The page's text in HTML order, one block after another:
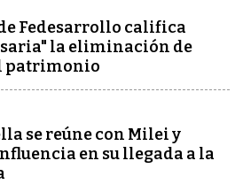
Fedesarrollo califica
la eliminación de
patrimonio
se reúne con Milei y
en su llegada a la